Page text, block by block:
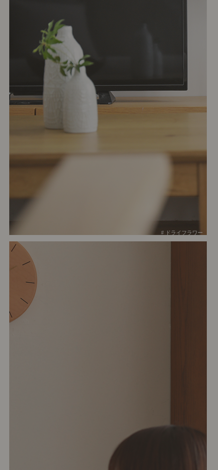
# ドライフラワー